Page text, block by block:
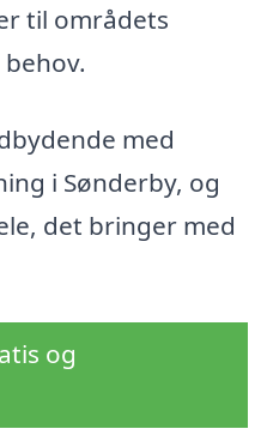
til områdets
med
i Sønderby, og
det bringer med
og